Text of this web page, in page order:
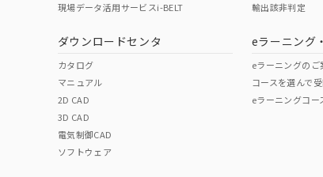
対応品が混在する可能性があります。
ください。
この製品の規格認証/適合
その他の認証はこちらのページからご
現場データ活用サービスi-BELT
ダウンロードセンタ
カタログ
マニュアル
2D CAD
3D CAD
電気制御CAD
ソフトウェア
輸出該非判定
eラーニング
eラーニングのご
コースを選んで
eラーニングコー